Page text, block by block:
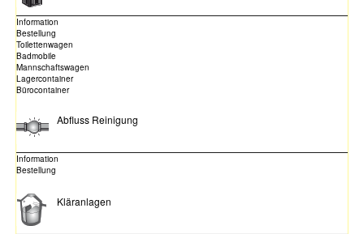
Information
Bestellung
Toilettenwagen
Badmobile
Mannschaftswagen
Lagercontainer
Bürocontainer
Abfluss Reinigung
Information
Bestellung
Kläranlagen